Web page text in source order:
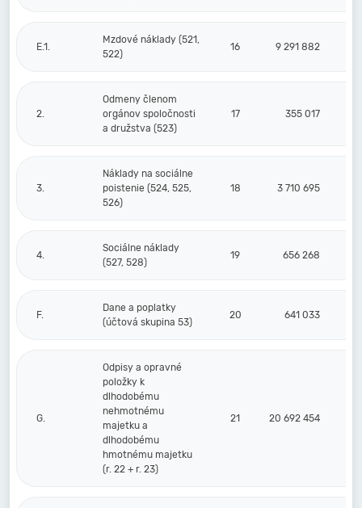
E.1.
Mzdové náklady (521,
522)
16 9 291 882
2.
Odmeny členom
orgánov spoločnosti
a družstva (523)
17 355 017
3.
Náklady na sociálne
poistenie (524, 525,
526)
18 3 710 695
4.
Sociálne náklady
(527, 528)
19 656 268
F.
Dane a poplatky
(účtová skupina 53)
20 641 033
G.
Odpisy a opravné
položky k
dlhodobému
nehmotnému
majetku a
dlhodobému
hmotnému majetku
(r. 22 + r. 23)
21 20 692 454